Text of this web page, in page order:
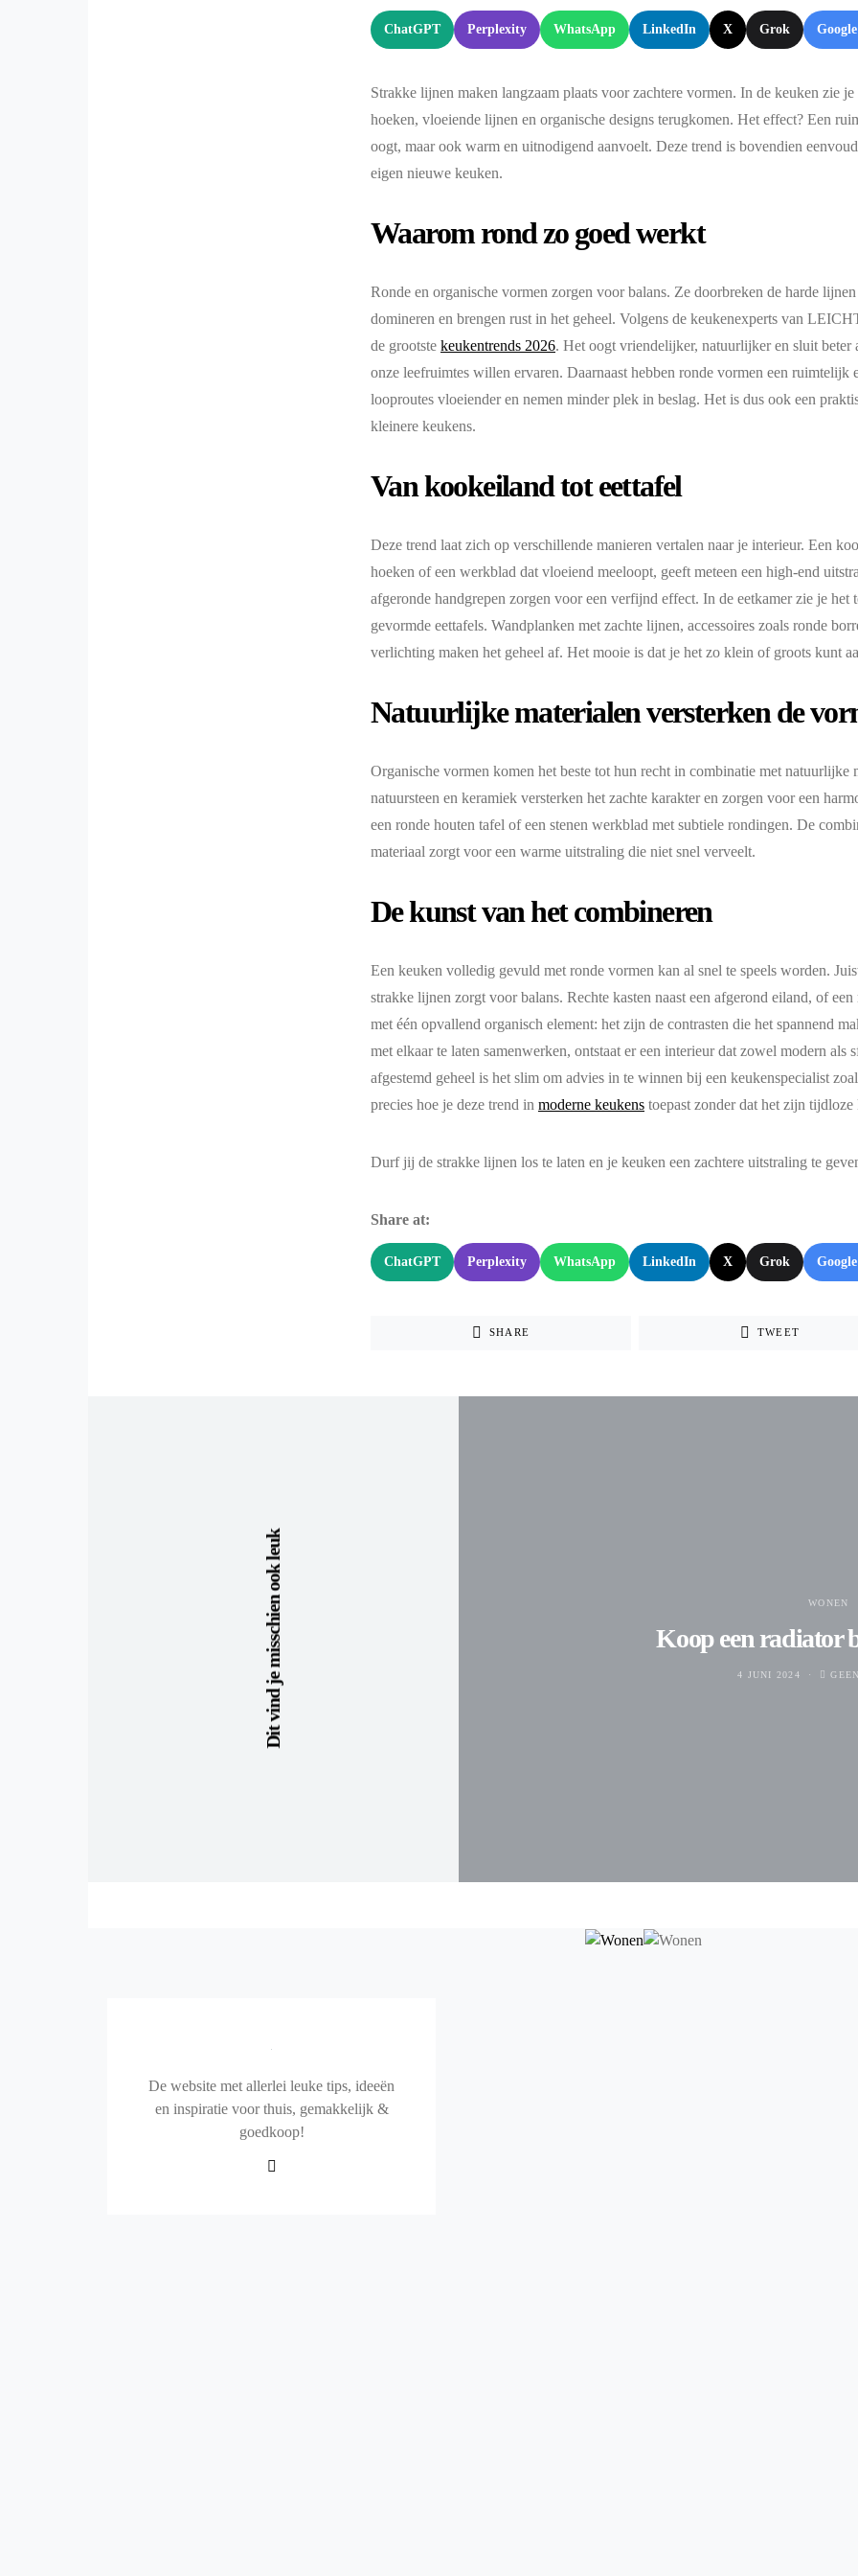
ChatGPT Perplexity WhatsApp LinkedIn X Grok
Strakke lijnen maken langzaam plaats voor zachtere vormen. In de keuken zie je
hoeken, vloeiende lijnen en organische designs terugkomen. Het effect? Een
oogt, maar ook warm en uitnodigend aanvoelt. Deze trend is bovendien
eigen nieuwe keuken.
Waarom rond zo goed werkt
Ronde en organische vormen zorgen voor balans. Ze doorbreken de harde
domineren en brengen rust in het geheel. Volgens de keukenexperts van
de grootste keukentrends 2026. Het oogt vriendelijker, natuurlijker en sluit beter
onze leefruimtes willen ervaren. Daarnaast hebben ronde vormen een ruimtelijk
looproutes vloeiender en nemen minder plek in beslag. Het is dus ook een
kleinere keukens.
Van kookeiland tot eettafel
Deze trend laat zich op verschillende manieren vertalen naar je interieur. Een
hoeken of een werkblad dat vloeiend meeloopt, geeft meteen een high-end
afgeronde handgrepen zorgen voor een verfijnd effect. In de eetkamer zie je het
gevormde eettafels. Wandplanken met zachte lijnen, accessoires zoals ronde
verlichting maken het geheel af. Het mooie is dat je het zo klein of groots kunt
Natuurlijke materialen versterken de
Organische vormen komen het beste tot hun recht in combinatie met natuurlijke
natuursteen en keramiek versterken het zachte karakter en zorgen voor een
een ronde houten tafel of een stenen werkblad met subtiele rondingen. De
materiaal zorgt voor een warme uitstraling die niet snel verveelt.
De kunst van het combineren
Een keuken volledig gevuld met ronde vormen kan al snel te speels worden.
strakke lijnen zorgt voor balans. Rechte kasten naast een afgerond eiland, of
met één opvallend organisch element: het zijn de contrasten die het spannend
met elkaar te laten samenwerken, ontstaat er een interieur dat zowel modern als
afgestemd geheel is het slim om advies in te winnen bij een keukenspecialist
precies hoe je deze trend in moderne keukens toepast zonder dat het zijn tijdloze
Durf jij de strakke lijnen los te laten en je keuken een zachtere uitstraling te
Share at:
ChatGPT Perplexity WhatsApp LinkedIn X Grok
SHARE TWEET
Dit vind je misschien ook leuk WONEN
Koop een radiator
4 JUNI 2024
De website met allerlei leuke tips, ideeën
en inspiratie voor thuis, gemakkelijk &
goedkoop!